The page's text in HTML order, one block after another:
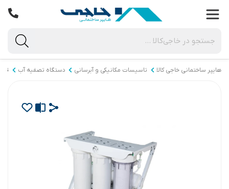
هایپر ساختمانی خاجی‌ کالا تاسیسات مکانیکی و آبرسانی دستگاه تصفیه آب